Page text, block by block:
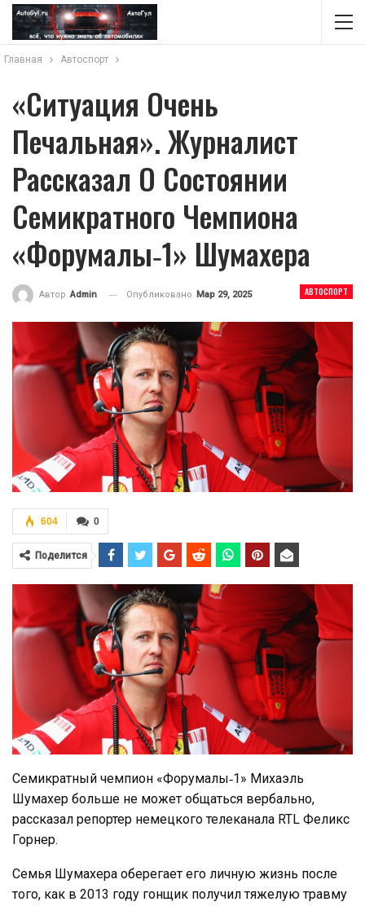
Главная Автоспорт
«Ситуация Очень
Печальная». Журналист
Рассказал О Состоянии
Семикратного Чемпиона
«Форумалы‑1» Шумахера
АВТОСПОРТ
Автор Admin Опубликовано Мар 29, 2025
0
604
Поделится
Семикратный чемпион «Форумалы‑1» Михаэль
Шумахер больше не может общаться вербально,
рассказал репортер немецкого телеканала RTL Феликс
Горнер.
Семья Шумахера оберегает его личную жизнь после
того, как в 2013 году гонщик получил тяжелую травму